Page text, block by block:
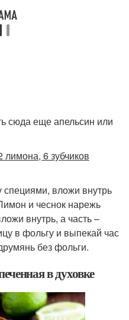
сюда еще апельсин или
лимона, 6 зубчиков
специями, вложи внутрь
и чеснок нарежь
внутрь, а часть –
в фольгу и выпекай час
без фольги.
в духовке